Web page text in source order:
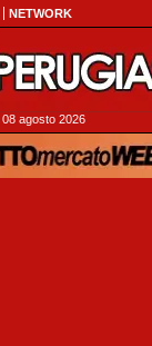
NETWORK
agosto 2026